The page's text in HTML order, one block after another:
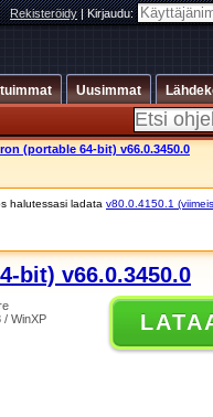
Rekisteröidy|Kirjaudu:
Uusimmat
(portable 64-bit) v66.0.3450.0
halutessasi ladata v80.0.4150.1
bit) v66.0.3450.0
/ WinXP